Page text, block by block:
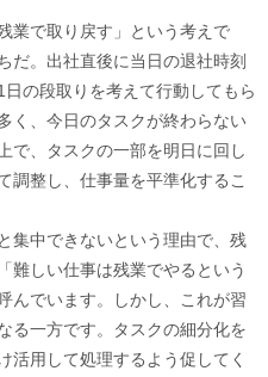
業で取り戻す」という考えで
だ。出社直後に当日の退社時刻
の段取りを考えて行動してもら
く、今日のタスクが終わらない
で、タスクの一部を明日に回し
調整し、仕事量を平準化するこ
集中できないという理由で、残
難しい仕事は残業でやるという
んでいます。しかし、これが習
る一方です。タスクの細分化を
活用して処理するよう促してく